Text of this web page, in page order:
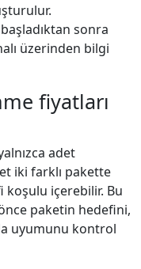
sonra
üzerinden bilgi
fiyatları
adet
iki farklı pakette
koşulu içerebilir. Bu
paketin hedefini,
uyumunu kontrol